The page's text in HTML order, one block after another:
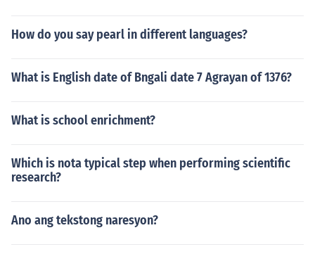
How do you say pearl in different languages?
What is English date of Bngali date 7 Agrayan of 1376?
What is school enrichment?
Which is nota typical step when performing scientific
research?
Ano ang tekstong naresyon?